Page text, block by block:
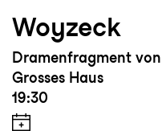
Woyzeck
Dramenfragment
Grosses Haus
19:30